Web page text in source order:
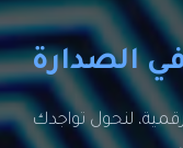
لنحول تواجدك